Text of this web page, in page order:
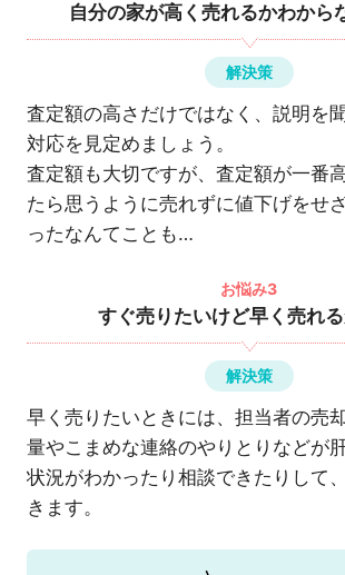
自分の家が高く売れるかわから
解決策
査定額の高さだけではなく、説明を
対応を見定めましょう。
査定額も大切ですが、査定額が一番
たら思うように売れずに値下げをせ
ったなんてことも…
お悩み3
すぐ売りたいけど早く売れ
解決策
早く売りたいときには、担当者の売
量やこまめな連絡のやりとりなどが
状況がわかったり相談できたりして
きます。